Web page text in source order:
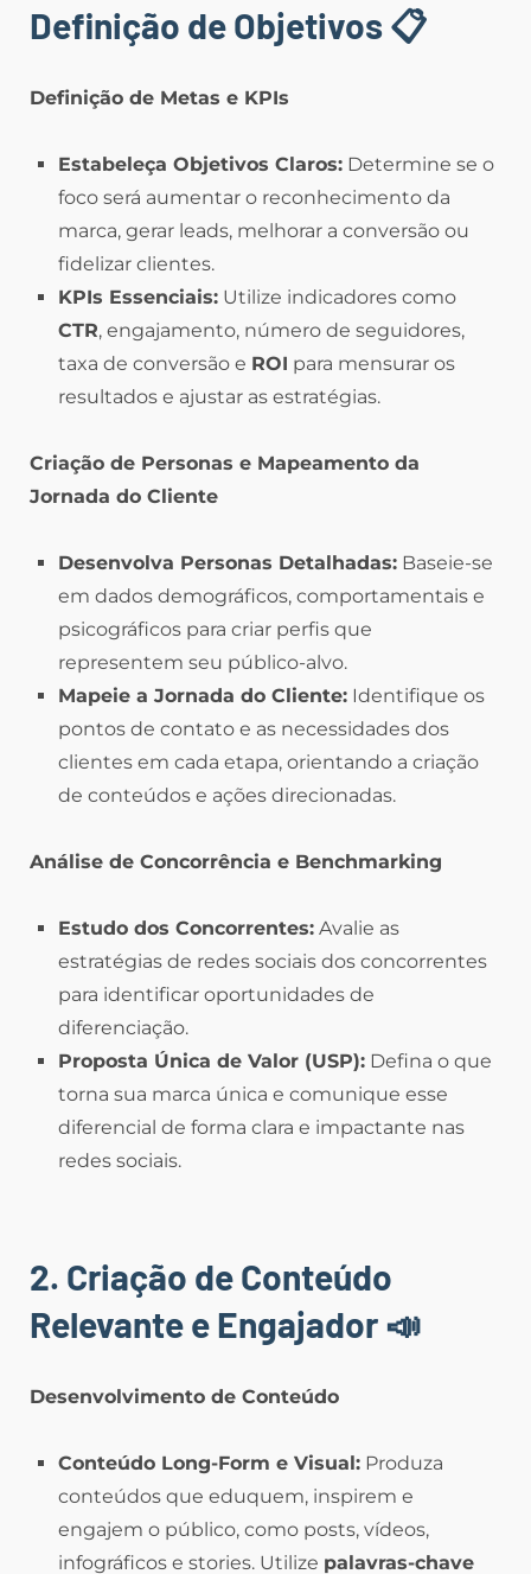
Definição de Objetivos📋
Definição de Metas e KPIs
Estabeleça Objetivos Claros: Determine se o
foco será aumentar o reconhecimento da
marca, gerar leads, melhorar a conversão ou
fidelizar clientes.
KPIs Essenciais: Utilize indicadores como
CTR, engajamento, número de seguidores,
taxa de conversão e ROI para mensurar os
resultados e ajustar as estratégias.
Criação de Personas e Mapeamento da
Jornada do Cliente
Desenvolva Personas Detalhadas: Baseie-se
em dados demográficos, comportamentais e
psicográficos para criar perfis que
representem seu público-alvo.
Mapeie a Jornada do Cliente: Identifique os
pontos de contato e as necessidades dos
clientes em cada etapa, orientando a criação
de conteúdos e ações direcionadas.
Análise de Concorrência e Benchmarking
Estudo dos Concorrentes: Avalie as
estratégias de redes sociais dos concorrentes
para identificar oportunidades de
diferenciação.
Proposta Única de Valor (USP): Defina o que
torna sua marca única e comunique esse
diferencial de forma clara e impactante nas
redes sociais.
2. Criação de Conteúdo
Relevante e Engajador📣
Desenvolvimento de Conteúdo
Conteúdo Long-Form e Visual: Produza
conteúdos que eduquem, inspirem e
engajem o público, como posts, vídeos,
infográficos e stories. Utilize palavras-chave